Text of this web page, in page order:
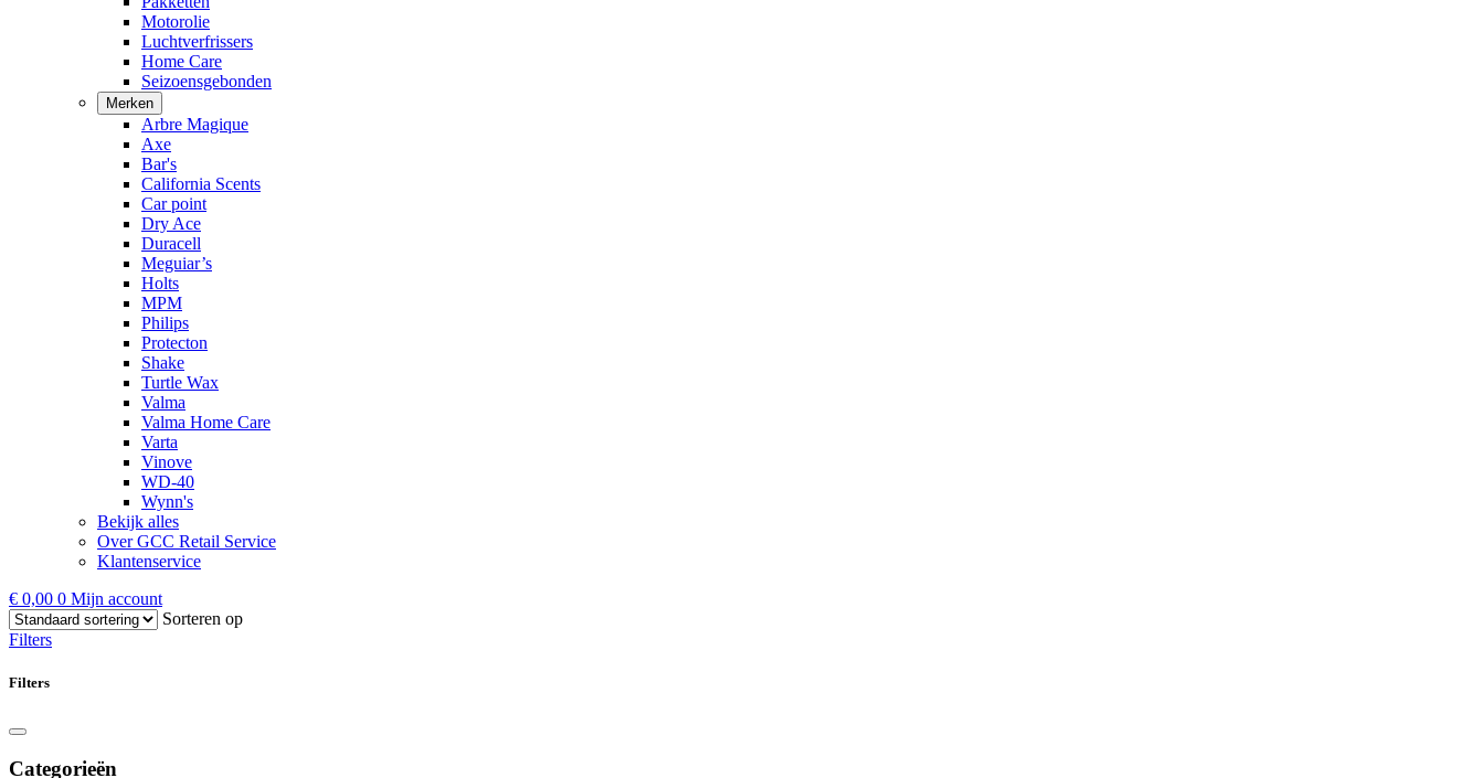
Motorolie
Luchtverfrissers
Home Care
Seizoensgebonden
Merken
Arbre Magique
Axe
Bar's
California Scents
Car point
Dry Ace
Duracell
Meguiar’s
Holts
MPM
Philips
Protecton
Shake
Turtle Wax
Valma
Valma Home Care
Varta
Vinove
WD-40
Wynn's
Bekijk alles
Over GCC Retail Service
Klantenservice
€ 0,00 0 Mijn account
Sorteren op
Filters
Filters
Categorieën